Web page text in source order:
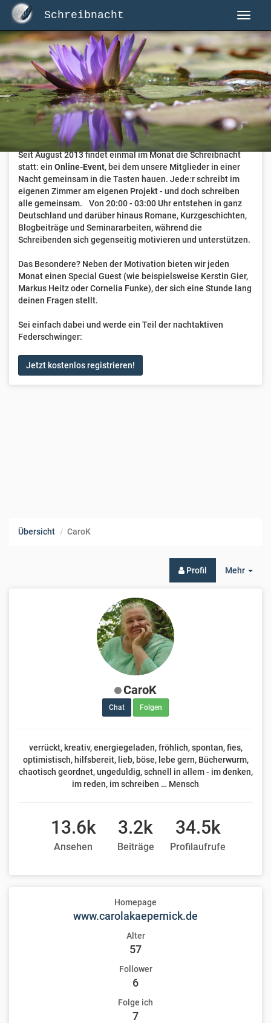
Schreibnacht
Herzlich Willkommen auf Schreibnacht.de
Hier erwartet dich eine aktive Federschwinger-Community
mit über 3.000 Mitgliedern.
Willkommen ist jede Person, die gerne schreibt . Alter, Genre
und Erfahrung sind nicht relevant, es zählt allein die Liebe
zum geschriebenen Wort.
Seit August 2013 findet einmal im Monat die Schreibnacht
statt: ein Online-Event, bei dem unsere Mitglieder in einer
Nacht gemeinsam in die Tasten hauen. Jede:r schreibt im
eigenen Zimmer am eigenen Projekt - und doch schreiben
alle gemeinsam. Von 20:00 - 03:00 Uhr entstehen in ganz
Deutschland und darüber hinaus Romane, Kurzgeschichten,
Blogbeiträge und Seminararbeiten, während die
Schreibenden sich gegenseitig motivieren und unterstützen.
Das Besondere? Neben der Motivation bieten wir jeden
Monat einen Special Guest (wie beispielsweise Kerstin Gier,
Markus Heitz oder Cornelia Funke), der sich eine Stunde lang
deinen Fragen stellt.
Sei einfach dabei und werde ein Teil der nachtaktiven
Federschwinger:
Jetzt kostenlos registrieren!
Übersicht CaroK
Mehr
Profil
CaroK
Chat Folgen
verrückt, kreativ, energiegeladen, fröhlich, spontan, fies,
optimistisch, hilfsbereit, lieb, böse, lebe gern, Bücherwurm,
chaotisch geordnet, ungeduldig, schnell in allem - im denken,
im reden, im schreiben … Mensch
13.6k
Ansehen
3.2k
Beiträge
34.5k
Profilaufrufe
Homepage
www.carolakaepernick.de
Alter
57
Follower
6
Folge ich
7